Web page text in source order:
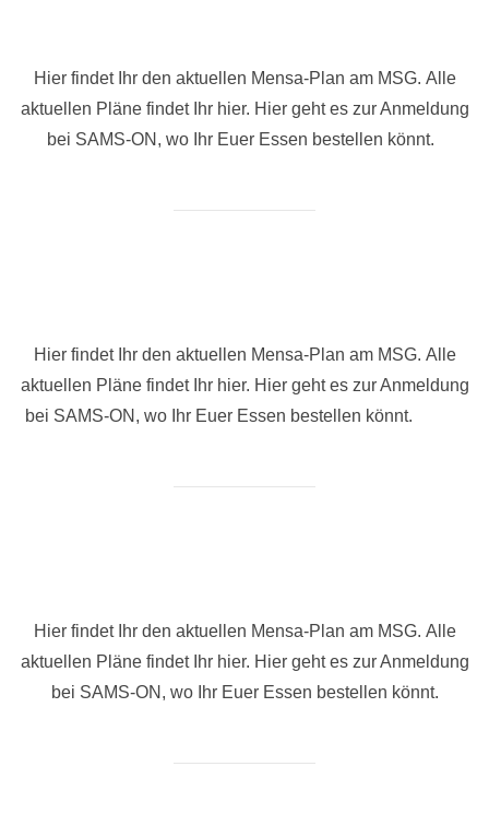
springenHier findet Ihr den aktuellen Mensa-Plan am MSG. Alle
aktuellen Pläne findet Ihr hier. Hier geht es zur Anmeldung
bei SAMS-ON, wo Ihr Euer Essen bestellen könnt.
Hier findet Ihr den aktuellen Mensa-Plan am MSG. Alle
aktuellen Pläne findet Ihr hier. Hier geht es zur Anmeldung
bei SAMS-ON, wo Ihr Euer Essen bestellen könnt.
Hier findet Ihr den aktuellen Mensa-Plan am MSG. Alle
aktuellen Pläne findet Ihr hier. Hier geht es zur Anmeldung
bei SAMS-ON, wo Ihr Euer Essen bestellen könnt.